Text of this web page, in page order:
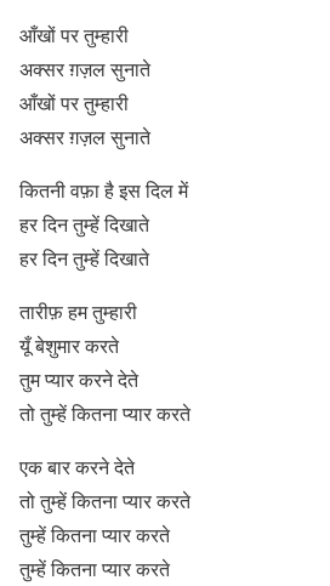
आँखों पर तुम्हारी
अक्सर ग़ज़ल सुनाते
आँखों पर तुम्हारी
अक्सर ग़ज़ल सुनाते
कितनी वफ़ा है इस दिल में
हर दिन तुम्हें दिखाते
हर दिन तुम्हें दिखाते
तारीफ़ हम तुम्हारी
यूँ बेशुमार करते
तुम प्यार करने देते
तो तुम्हें कितना प्यार करते
एक बार करने देते
तो तुम्हें कितना प्यार करते
तुम्हें कितना प्यार करते
तुम्हें कितना प्यार करते